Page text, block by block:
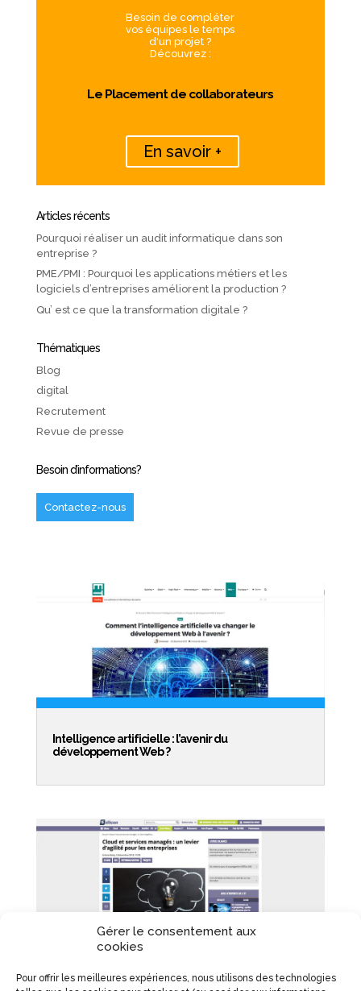
Gérer le consentement aux
cookies
Pour offrir les meilleures expériences, nous utilisons des technologies
Besoin de compléter
vos équipes le temps
d'un projet ?
Découvrez :
Le Placement de collaborateurs
En savoir +
Articles récents
Pourquoi réaliser un audit informatique dans son
entreprise ?
PME/PMI : Pourquoi les applications métiers et les
logiciels d’entreprises améliorent la production ?
Qu’ est ce que la transformation digitale ?
Thématiques
Blog
digital
Recrutement
Revue de presse
Besoin d’informations?
Contactez-nous
Intelligence artificielle : l’avenir du
développement Web ?
Services Cloud : levier d’agilité pour l’infogérance